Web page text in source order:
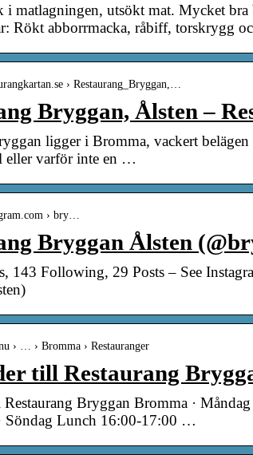
i matlagningen, utsökt mat. Mycket
Rökt abborrmacka, råbiff, torskrygg
› Restaurang_Bryggan,…
Bryggan, Ålsten –
ligger i Bromma, vackert
eller varför inte en …
› bry…
Bryggan Ålsten
143 Following, 29 Posts – See
› … › Bromma › Restauranger
till Restaurang
Bryggan Bromma ·
Söndag Lunch 16:00-17:00 …